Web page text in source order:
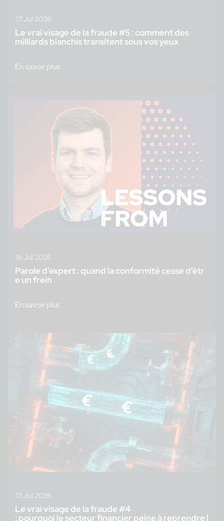
17 Jul 2026
Le vrai visage de la fraude #5 : comment des
milliards blanchis transitent sous vos yeux
En savoir plus
16 Jul 2026
Parole d’expert : quand la conformité cesse d’êtr
e un frein
En savoir plus
13 Jul 2026
Le vrai visage de la fraude #4
: pourquoi le secteur financier peine à reprendre l